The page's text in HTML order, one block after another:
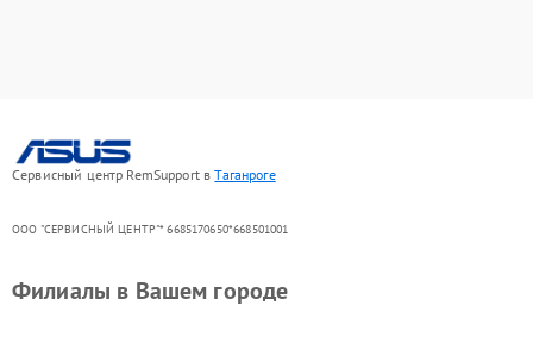
Сервисный центр RemSupport вТаганроге
ООО "СЕРВИСНЫЙ ЦЕНТР"* 6685170650*668501001
Филиалы в Вашем городе